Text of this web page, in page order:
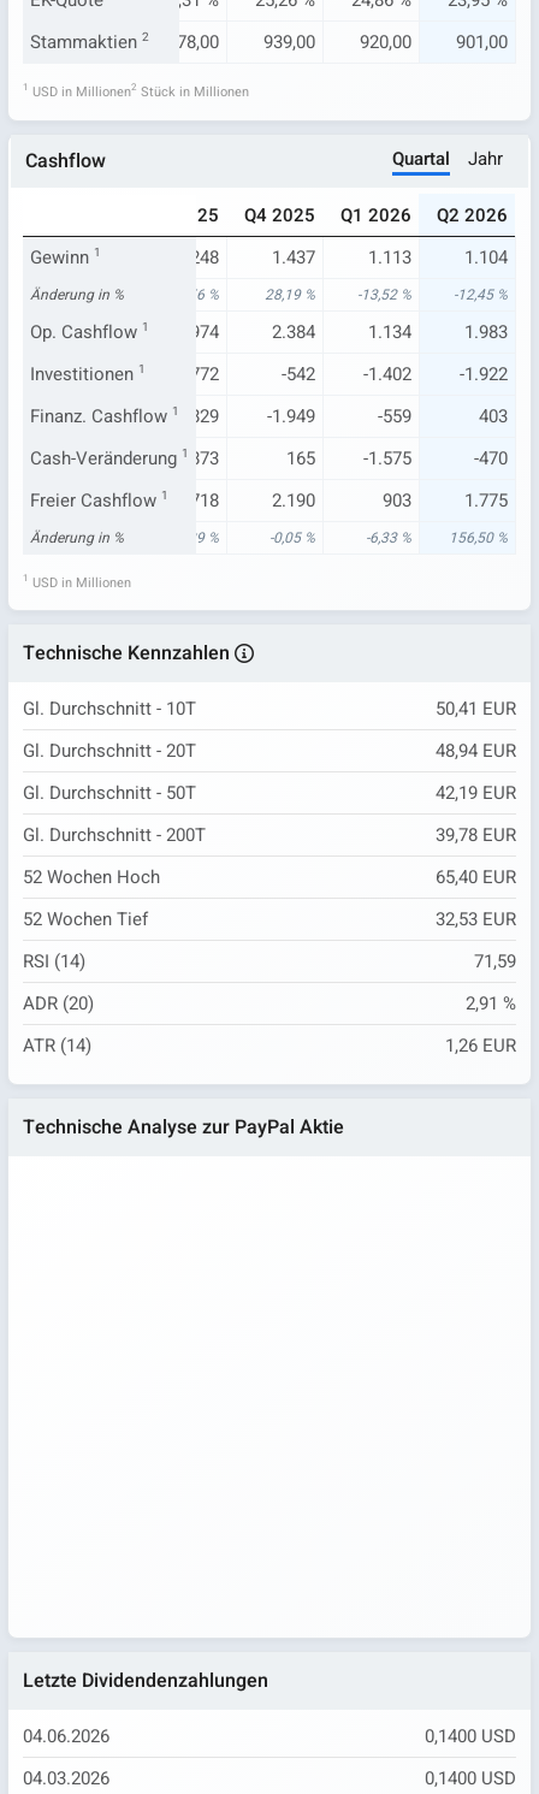
Stammaktien 2
977,00 978,00 939,00 920,00 901,00
1 USD in Millionen2 Stück in Millionen
Cashflow Quartal Jahr
Q3 2025 Q4 2025 Q1 2026
Q2 2026
Gewinn 1
1.261 1.248 1.437 1.113 1.104
Änderung in %
11,79 % 23,56 % 28,19 % -13,52 % -12,45 %
Op. Cashflow 1
898 1.974 2.384 1.134
1.983
Investitionen 1
-20 4.772 -542 -1.402
-1.922
Finanz. Cashflow 1
-3.174 -1.829 -1.949 -559
403
Cash-Veränderung 1
-2.101 4.873 165 -1.575
-470
Freier Cashflow 1
692 1.718 2.190 903 1.775
Änderung in %
-49,42 % 18,89 % -0,05 % -6,33 % 156,50 %
1 USD in Millionen
Technische Kennzahlen
Gl. Durchschnitt - 10T
50,41 EUR
Gl. Durchschnitt - 20T
48,94 EUR
Gl. Durchschnitt - 50T
42,19 EUR
Gl. Durchschnitt - 200T
39,78 EUR
52 Wochen Hoch
65,40 EUR
52 Wochen Tief
32,53 EUR
RSI (14)
71,59
ADR (20)
2,91 %
ATR (14)
1,26 EUR
Technische Analyse zur PayPal Aktie
Letzte Dividendenzahlungen
04.06.2026
0,1400 USD
04.03.2026
0,1400 USD